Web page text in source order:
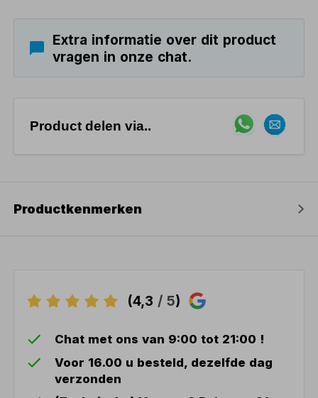
Extra informatie over dit product
vragen in onze chat.
Product delen via..
Productkenmerken
(4,3 / 5)
Chat met ons van 9:00 tot 21:00 !
Voor 16.00 u besteld, dezelfde dag
verzonden